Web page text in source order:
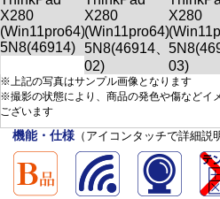
※上記の写真はサンプル画像となります
※撮影の状態により、商品の発色や傷などイ
ございます
機能・仕様 （アイコンタッチで詳細説